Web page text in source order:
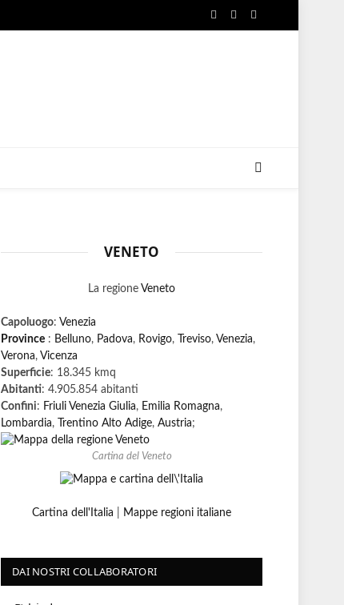
Facebook
X
Instagram
VENETO
La regione Veneto
Capoluogo: Venezia
Province : Belluno, Padova, Rovigo, Treviso, Venezia,
Verona, Vicenza
Superficie: 18.345 kmq
Abitanti: 4.905.854 abitanti
Confini: Friuli Venezia Giulia, Emilia Romagna,
Lombardia, Trentino Alto Adige, Austria;
Cartina del Veneto
Cartina dell'Italia Mappe regioni italiane
DAI NOSTRI COLLABORATORI